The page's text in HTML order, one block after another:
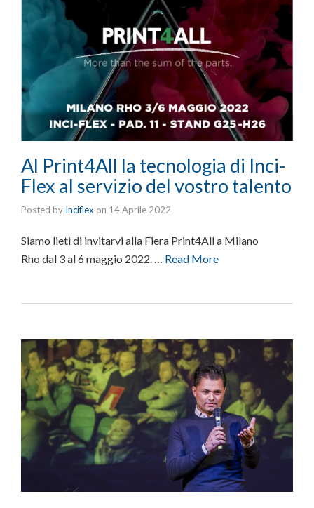
Al Print4All la tecnologia di Inci-
Flex al servizio del vostro talento
Posted by Inciflex on 14 Aprile 2022
Siamo lieti di invitarvi alla Fiera Print4All a Milano
Rho dal 3 al 6 maggio 2022. … Read More